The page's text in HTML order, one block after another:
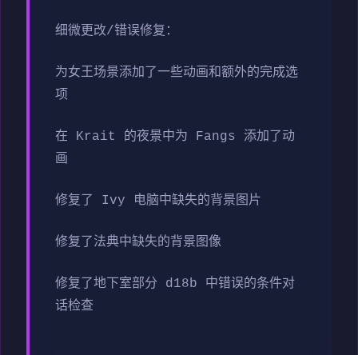
细微更改/错误修复：
为女王场景添加了一些动画和额外的完成选
项
在 Krait 的夜景中为 Fangs 添加了动
画
修复了 Ivy 电脑中缺失的背景图片
修复了法典中缺失的背景图像
修复了地下室部分 d18b 中错误的条件对
话检查